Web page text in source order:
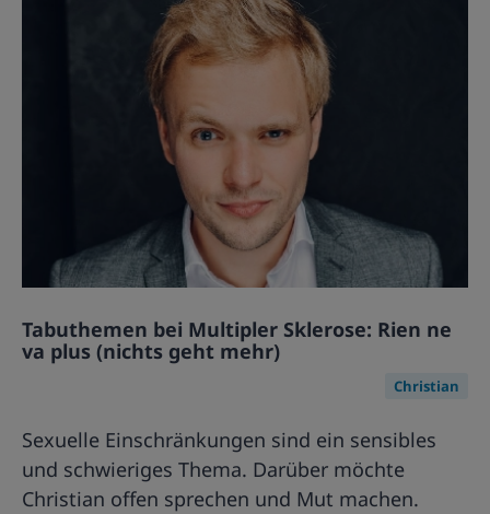
Tabuthemen bei Multipler Sklerose: Rien ne
va plus (nichts geht mehr)
Christian
Sexuelle Einschränkungen sind ein sensibles
und schwieriges Thema. Darüber möchte
Christian offen sprechen und Mut machen.